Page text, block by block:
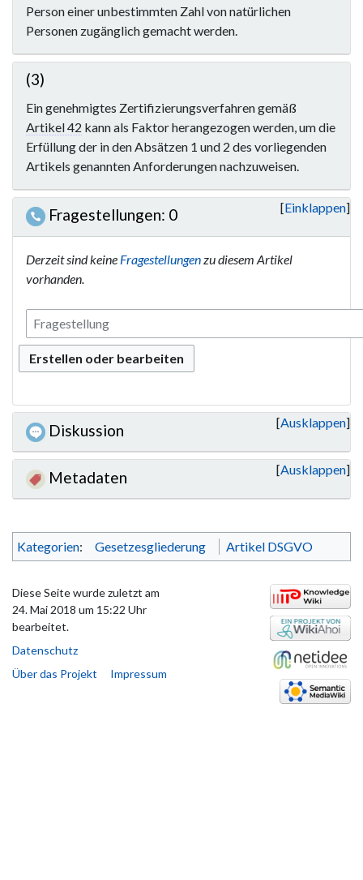
Person einer unbestimmten Zahl von natürlichen
Personen zugänglich gemacht werden.
(3)
Ein genehmigtes Zertifizierungsverfahren gemäß
Artikel 42 kann als Faktor herangezogen werden, um die
Erfüllung der in den Absätzen 1 und 2 des vorliegenden
Artikels genannten Anforderungen nachzuweisen.
Einklappen
Fragestellungen: 0
Derzeit sind keine Fragestellungen zu diesem Artikel
vorhanden.
Erstellen oder bearbeiten
Ausklappen
Diskussion
Ausklappen
Metadaten
Kategorien: Gesetzesgliederung Artikel DSGVO
Diese Seite wurde zuletzt am
24. Mai 2018 um 15:22 Uhr
bearbeitet.
Datenschutz
Über das Projekt
Impressum